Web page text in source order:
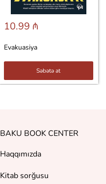
10.99 ₼
Evakuasiya
Səbətə at
BAKU BOOK CENTER
Haqqımızda
Kitab sorğusu